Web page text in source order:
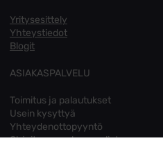
Yritysesittely
Yhteystiedot
Blogit
ASIAKASPALVELU
Toimitus ja palautukset
Usein kysyttyä
Yhteydenottopyyntö
Ohjeita sormuksen valintaan